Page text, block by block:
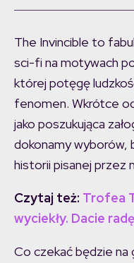
The Invincible to
sci-fi na motywach
której potęgę
fenomen. Wkrótce
jako poszukująca
dokonamy wyborów,
historii pisanej przez
Czytaj też: Trofea
wyciekły. Dacie
Co czekać będzie na